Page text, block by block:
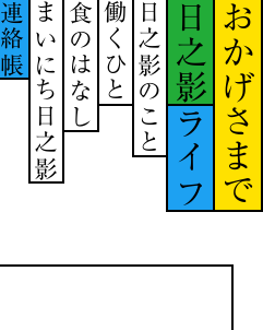
おかげさまで
日之影
ライフ
日之影のこと
働くひと
食のはなし
まいにち日之影
連絡帳